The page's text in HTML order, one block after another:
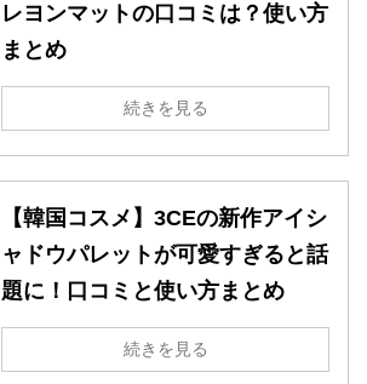
レヨンマットの口コミは？使い方
まとめ
続きを見る
【韓国コスメ】3CEの新作アイシ
ャドウパレットが可愛すぎると話
題に！口コミと使い方まとめ
続きを見る